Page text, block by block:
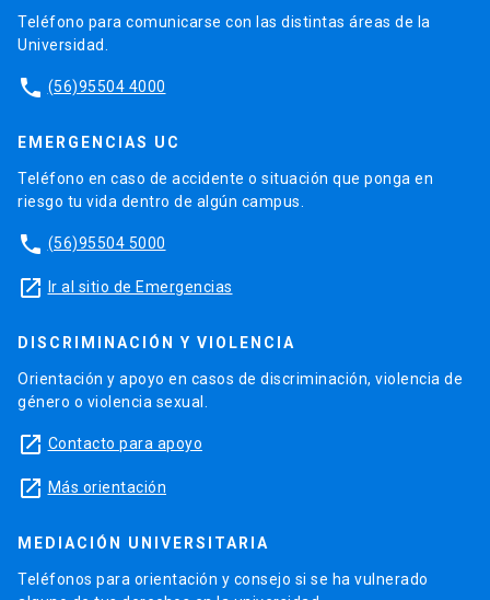
Teléfono para comunicarse con las distintas áreas de la
Universidad.
phone (56)95504 4000
EMERGENCIAS UC
Teléfono en caso de accidente o situación que ponga en
riesgo tu vida dentro de algún campus.
phone (56)95504 5000
launch Ir al sitio de Emergencias
DISCRIMINACIÓN Y VIOLENCIA
Orientación y apoyo en casos de discriminación, violencia de
género o violencia sexual.
launch Contacto para apoyo
launch Más orientación
MEDIACIÓN UNIVERSITARIA
Teléfonos para orientación y consejo si se ha vulnerado